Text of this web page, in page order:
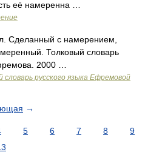
её намеренна …
Сделанный с намерением,
Толковый словарь
2000 …
русского языка Ефремовой
→
5 6 7 8
9